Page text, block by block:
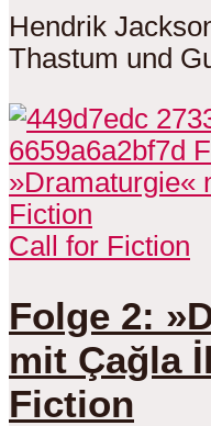
Hendrik
Thastum und
Call for Fiction
Folge 2:
mit Çağla
Fiction